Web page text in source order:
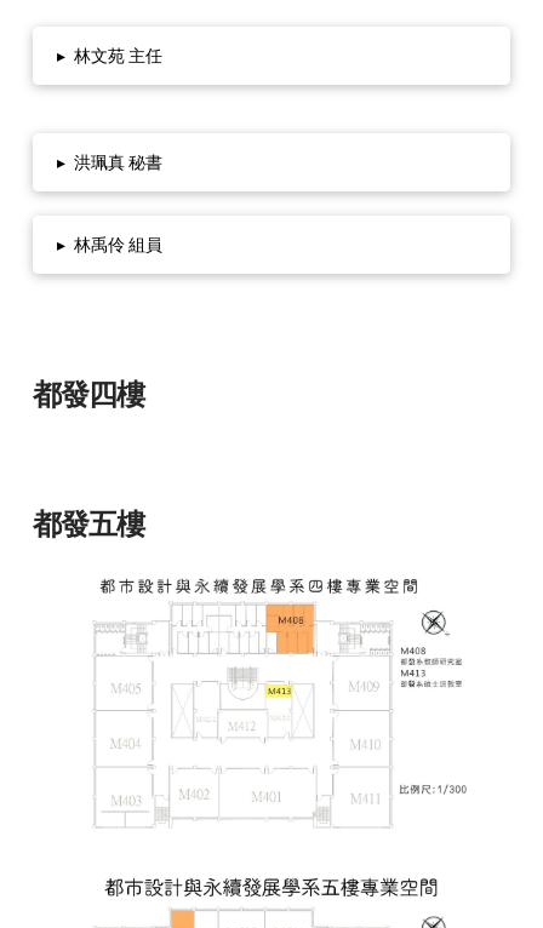
▸ 林文苑 主任
▸ 洪珮真 秘書
▸ 林禹伶 組員
都發四樓
都發五樓